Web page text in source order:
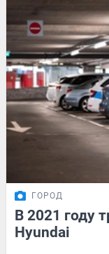
ГОРОД
В 2021 году
Hyundai